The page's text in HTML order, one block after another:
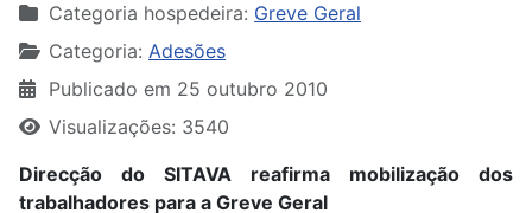
Categoria hospedeira: Greve Geral
Categoria: Adesões
Publicado em 25 outubro 2010
Visualizações: 3540
Direcção do SITAVA reafirma mobilização dos
trabalhadores para a Greve Geral